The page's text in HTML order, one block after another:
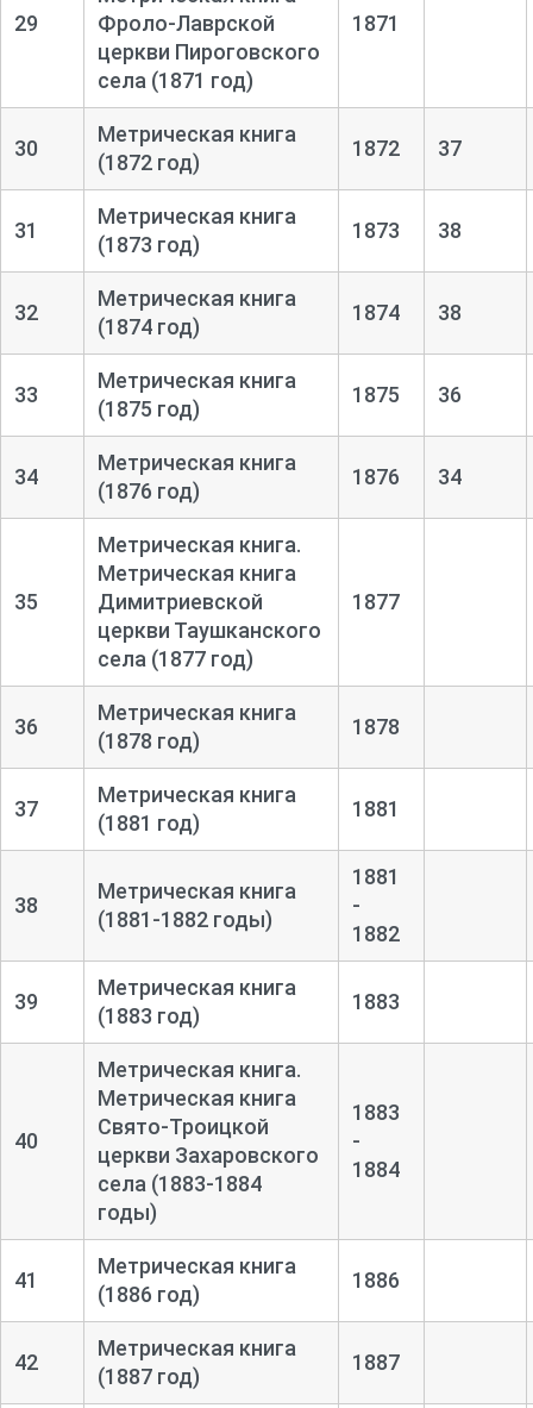
29
Фроло-Лаврской
церкви Пироговского
села (1871 год)
1871
30
Метрическая книга
(1872 год)
1872 37
31
Метрическая книга
(1873 год)
1873 38
32
Метрическая книга
(1874 год)
1874 38
33
Метрическая книга
(1875 год)
1875 36
34
Метрическая книга
(1876 год)
1876 34
35
Метрическая книга.
Метрическая книга
Димитриевской
церкви Таушканского
села (1877 год)
1877
36
Метрическая книга
(1878 год)
1878
37
Метрическая книга
(1881 год)
1881
38
Метрическая книга
(1881-1882 годы)
1881
-
1882
39
Метрическая книга
(1883 год)
1883
40
Метрическая книга.
Метрическая книга
Свято-Троицкой
церкви Захаровского
села (1883-1884
годы)
1883
-
1884
41
Метрическая книга
(1886 год)
1886
42
Метрическая книга
(1887 год)
1887